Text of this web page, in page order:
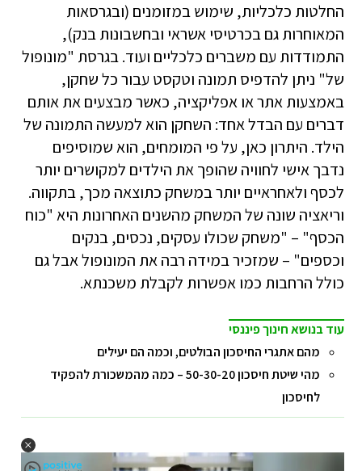
החלטות כלכליות, שימוש במזומנים (ובגרסאות
המאוחרות גם בכרטיסי אשראי ובחשבונות בנק),
התמודדות עם משברים כלכליים ועוד. בגרסת "מונופול
של" ניתן להדפיס תמונה וטקסט עבור כל שחקן,
באמצעות אתר או אפליקציה, כאשר מבצעים את אותם
דברים עם הבדל אחד: השחקן הוא למעשה התמונה של
הילד. היתרון כאן, על פי המומחים, הוא שמוסיפים
נדבך אישי לחוויה שהופך את הילדים למקושרים יותר
לכסף ולאחראיים יותר במשחק כתוצאה מכך, בתקווה.
וריאציה שונה של המשחק מהשנים האחרונות היא "כוח
הכסף" – "משחק שכולו עסקים, נכסים, בנקים
וכספים" – שמזכיר במידה רבה את המונופול אבל גם
כולל הרחבות כמו אפשרות לקבלת משכנתא.
עוד בנושא חינוך פיננסי
מהם אתגרי החיסכון הבולטים, וכמה הם יעילים
מהי שיטת חיסכון 50-30-20 – כמה מהמשכורת להפקיד
לחיסכון